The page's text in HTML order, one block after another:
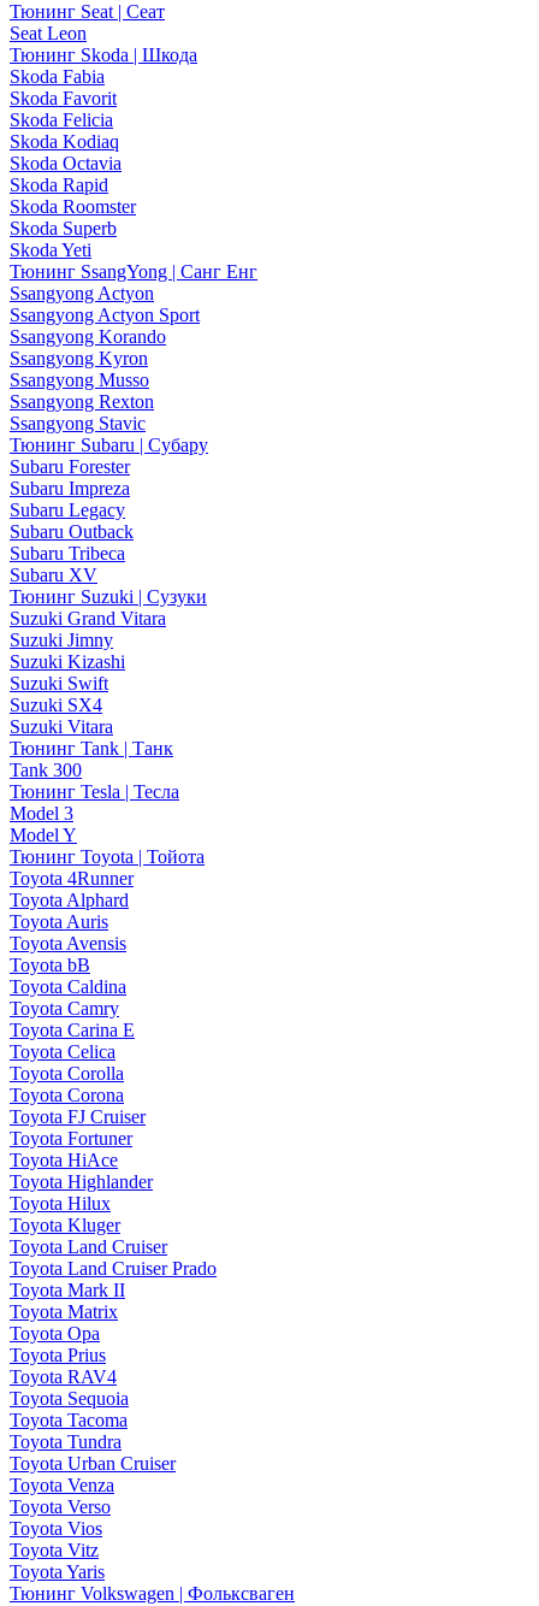
Тюнинг Seat | Сеат
Seat Leon
Тюнинг Skoda | Шкода
Skoda Fabia
Skoda Favorit
Skoda Felicia
Skoda Kodiaq
Skoda Octavia
Skoda Rapid
Skoda Roomster
Skoda Superb
Skoda Yeti
Тюнинг SsangYong | Санг Енг
Ssangyong Actyon
Ssangyong Actyon Sport
Ssangyong Korando
Ssangyong Kyron
Ssangyong Musso
Ssangyong Rexton
Ssangyong Stavic
Тюнинг Subaru | Субару
Subaru Forester
Subaru Impreza
Subaru Legacy
Subaru Outback
Subaru Tribeca
Subaru XV
Тюнинг Suzuki | Сузуки
Suzuki Grand Vitara
Suzuki Jimny
Suzuki Kizashi
Suzuki Swift
Suzuki SX4
Suzuki Vitara
Тюнинг Tank | Танк
Tank 300
Тюнинг Tesla | Тесла
Model 3
Model Y
Тюнинг Toyota | Тойота
Toyota 4Runner
Toyota Alphard
Toyota Auris
Toyota Avensis
Toyota bB
Toyota Caldina
Toyota Camry
Toyota Carina E
Toyota Celica
Toyota Corolla
Toyota Corona
Toyota FJ Cruiser
Toyota Fortuner
Toyota HiAce
Toyota Highlander
Toyota Hilux
Toyota Kluger
Toyota Land Cruiser
Toyota Land Cruiser Prado
Toyota Mark II
Toyota Matrix
Toyota Opa
Toyota Prius
Toyota RAV4
Toyota Sequoia
Toyota Tacoma
Toyota Tundra
Toyota Urban Cruiser
Toyota Venza
Toyota Verso
Toyota Vios
Toyota Vitz
Toyota Yaris
Тюнинг Volkswagen | Фольксваген